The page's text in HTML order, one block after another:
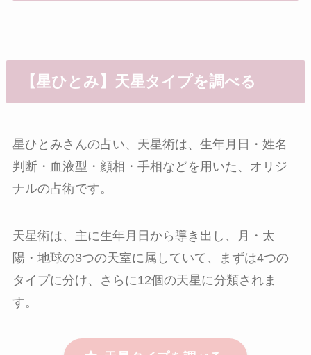
【星ひとみ】天星タイプを調べる
星ひとみさんの占い、天星術は、生年月日・姓名
判断・血液型・顔相・手相などを用いた、オリジ
ナルの占術です。
天星術は、主に生年月日から導き出し、月・太
陽・地球の3つの天室に属していて、まずは4つの
タイプに分け、さらに12個の天星に分類されま
す。